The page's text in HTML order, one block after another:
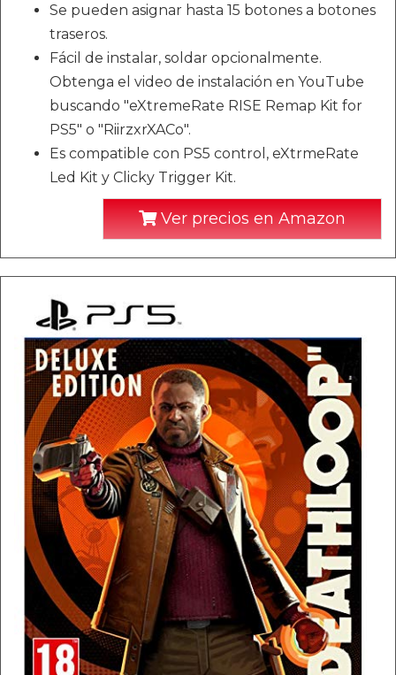
Se pueden asignar hasta 15 botones a botones
traseros.
Fácil de instalar, soldar opcionalmente.
Obtenga el video de instalación en YouTube
buscando "eXtremeRate RISE Remap Kit for
PS5" o "RiirzxrXACo".
Es compatible con PS5 control, eXtrmeRate
Led Kit y Clicky Trigger Kit.
Ver precios en Amazon